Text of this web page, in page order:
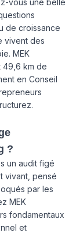
vous une belle
de croissance
vivent des
MEK
49,6 km de
en Conseil
?
un audit figé
vivant, pensé
par les
MEK
fondamentaux
et